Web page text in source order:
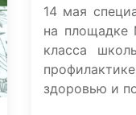
14 мая
на площадке
класса
здоровью и